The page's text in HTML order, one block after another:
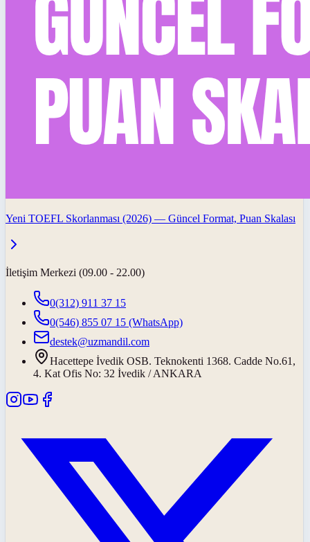
Yeni TOEFL Skorlanması (2026) — Güncel Format, Puan Skalası
İletişim Merkezi (09.00 - 22.00)
0(312) 911 37 15
0(546) 855 07 15 (WhatsApp)
destek@uzmandil.com
Hacettepe İvedik OSB. Teknokenti 1368. Cadde No.61,
4. Kat Ofis No: 32 İvedik / ANKARA